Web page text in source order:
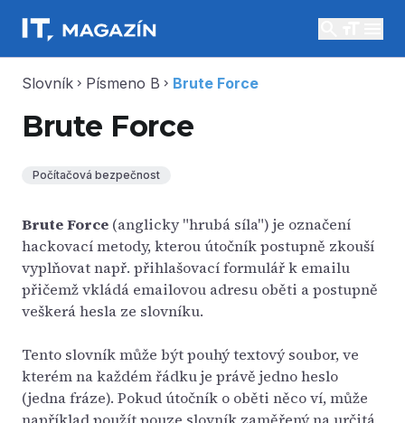
Slovník chevron_right Písmeno B chevron_right Brute Force
Brute Force
Počítačová bezpečnost
Brute Force (anglicky "hrubá síla") je označení
hackovací metody, kterou útočník postupně zkouší
vyplňovat např. přihlašovací formulář k emailu
přičemž vkládá emailovou adresu oběti a postupně
veškerá hesla ze slovníku.
Tento slovník může být pouhý textový soubor, ve
kterém na každém řádku je právě jedno heslo
(jedna fráze). Pokud útočník o oběti něco ví, může